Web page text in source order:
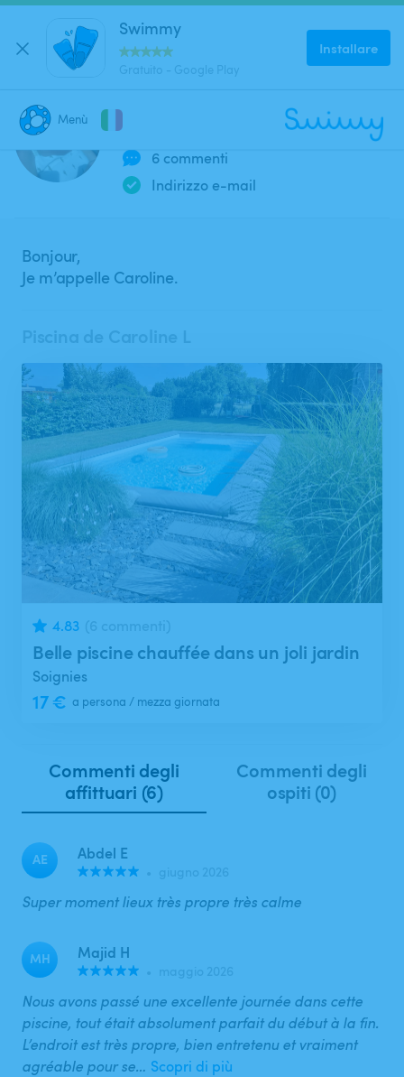
Swimmy
Installare
Menù
Dove stai cercando una piscina?
Quando?
Data
Ricerca
6 commenti
Indirizzo e-mail
Bonjour,
Je m’appelle Caroline.
4.83
Belle piscine chauffée dans un joli jardin
Soignies
17 € a persona / mezza giornata
Commenti degli
affittuari (6)
Commenti degli
ospiti (0)
AE Abdel E
Super moment lieux très propre très calme
MH Majid H
Nous avons passé une excellente journée dans cette
piscine, tout était absolument parfait du début à la fin.
L’endroit est très propre, bien entretenu et vraiment
agréable pour se… Scopri di più